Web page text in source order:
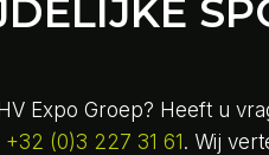
Expo Groep? Heeft u
+32 (0)3 227 31 61 . Wij